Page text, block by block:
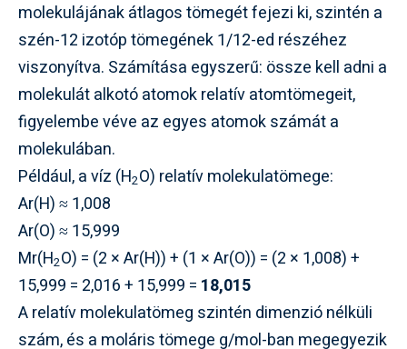
molekulájának átlagos tömegét fejezi ki, szintén a
szén-12 izotóp tömegének 1/12-ed részéhez
viszonyítva. Számítása egyszerű: össze kell adni a
molekulát alkotó atomok relatív atomtömegeit,
figyelembe véve az egyes atomok számát a
molekulában.
Például, a víz (H2O) relatív molekulatömege:
Ar(H) ≈ 1,008
Ar(O) ≈ 15,999
Mr(H2O) = (2 × Ar(H)) + (1 × Ar(O)) = (2 × 1,008) +
15,999 = 2,016 + 15,999 = 18,015
A relatív molekulatömeg szintén dimenzió nélküli
szám, és a moláris tömege g/mol-ban megegyezik